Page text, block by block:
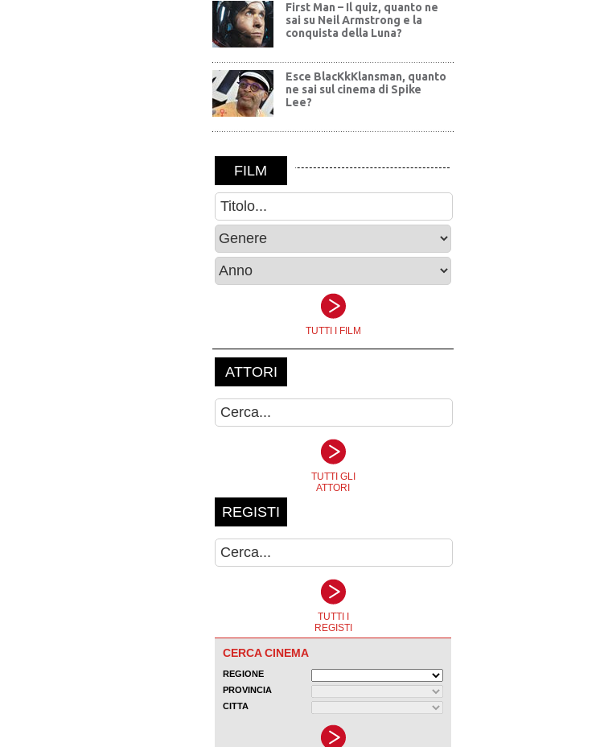
First Man – Il quiz, quanto ne
sai su Neil Armstrong e la
conquista della Luna?
Esce BlacKkKlansman, quanto
ne sai sul cinema di Spike
Lee?